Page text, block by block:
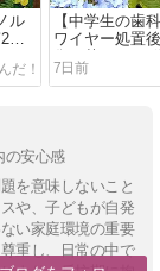
ル
タ
ノ
の
【中学生の歯
ワイヤー処置
傷に苦しんだ1
7日前
の安心感
を意味しないこと
や、子どもが自発
い家庭環境の重要
重し、日常の中で